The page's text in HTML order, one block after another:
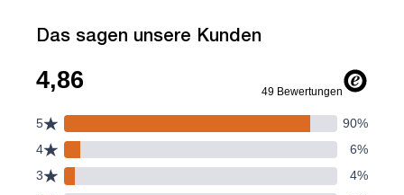
Das sagen unsere Kunden